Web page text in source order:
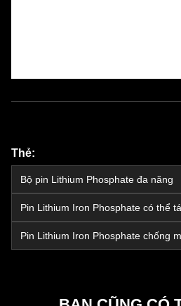
Thẻ:
Bộ pin Lithium Phosphate đa năng
Pin Lithium Iron Phosphate có thể
Pin Lithium Iron Phosphate chống